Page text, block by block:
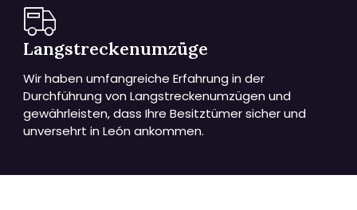
Langstreckenumzüge
Wir haben umfangreiche Erfahrung in der
Durchführung von Langstreckenumzügen und
gewährleisten, dass Ihre Besitztümer sicher und
unversehrt in León ankommen.